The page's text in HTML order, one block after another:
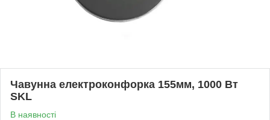
Чавунна електроконфорка 155мм, 1000 Вт
SKL
В наявності